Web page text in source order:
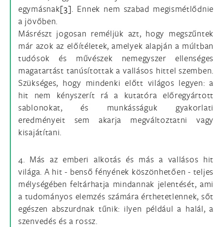
egymásnak[3]. Ennek nem szabad megismétlődnie
a jövőben.
Másrészt jogosan reméljük azt, hogy megszűntek
már azok az előítéletek, amelyek alapján a múltban
tudósok és művészek nemegyszer ellenséges
magatartást tanúsítottak a vallásos hittel szemben.
Szükséges, hogy mindenki előtt világos legyen: a
hit nem kényszerít rá a kutatóra előregyártott
sablonokat, és munkásságuk gyakorlati
eredményeit sem akarja megváltoztatni vagy
kisajátítani.
4. Más az emberi alkotás és más a vallásos hit
világa. A hit - benső fényének köszönhetően - teljes
mélységében feltárhatja mindannak jelentését, ami
a tudományos elemzés számára érthetetlennek, sőt
egészen abszurdnak tűnik: ilyen például a halál, a
szenvedés és a rossz.